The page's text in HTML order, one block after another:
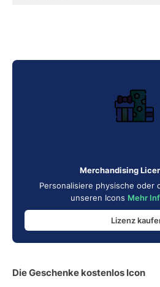
Merchandising
Personalisiere physische oder
unseren Icons Mehr
Lizenz
Die Geschenke kostenlos Icon